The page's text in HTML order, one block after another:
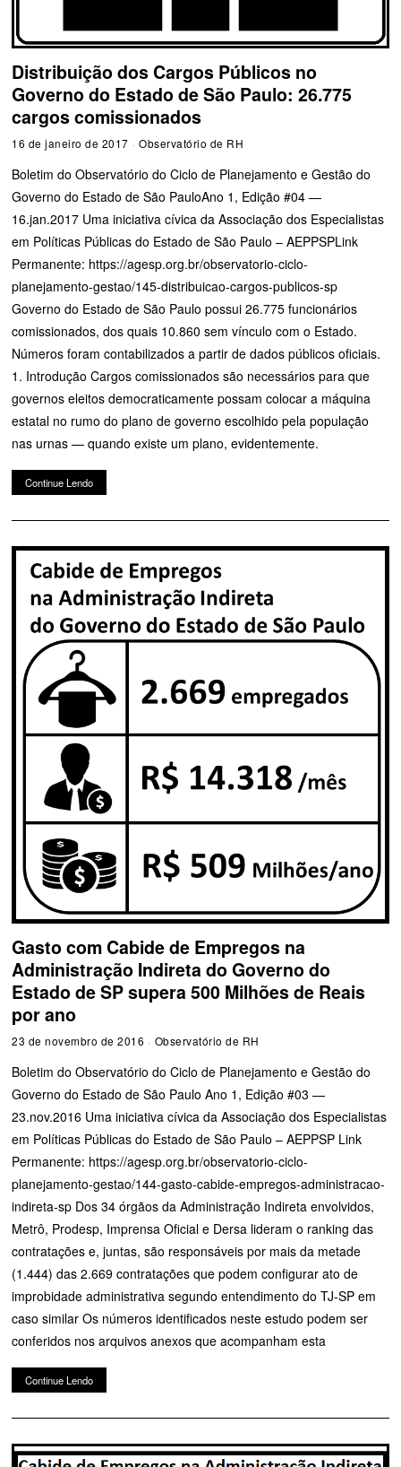
Distribuição dos Cargos Públicos no
Governo do Estado de São Paulo: 26.775
cargos comissionados
16 de janeiro de 2017 Observatório de RH
Boletim do Observatório do Ciclo de Planejamento e Gestão do
Governo do Estado de São PauloAno 1, Edição #04 —
16.jan.2017 Uma iniciativa cívica da Associação dos Especialistas
em Políticas Públicas do Estado de São Paulo – AEPPSPLink
Permanente: https://agesp.org.br/observatorio-ciclo-
planejamento-gestao/145-distribuicao-cargos-publicos-sp
Governo do Estado de São Paulo possui 26.775 funcionários
comissionados, dos quais 10.860 sem vínculo com o Estado.
Números foram contabilizados a partir de dados públicos oficiais.
1. Introdução Cargos comissionados são necessários para que
governos eleitos democraticamente possam colocar a máquina
estatal no rumo do plano de governo escolhido pela população
nas urnas — quando existe um plano, evidentemente.
Continue Lendo
Gasto com Cabide de Empregos na
Administração Indireta do Governo do
Estado de SP supera 500 Milhões de Reais
por ano
23 de novembro de 2016 Observatório de RH
Boletim do Observatório do Ciclo de Planejamento e Gestão do
Governo do Estado de São Paulo Ano 1, Edição #03 —
23.nov.2016 Uma iniciativa cívica da Associação dos Especialistas
em Políticas Públicas do Estado de São Paulo – AEPPSP Link
Permanente: https://agesp.org.br/observatorio-ciclo-
planejamento-gestao/144-gasto-cabide-empregos-administracao-
indireta-sp Dos 34 órgãos da Administração Indireta envolvidos,
Metrô, Prodesp, Imprensa Oficial e Dersa lideram o ranking das
contratações e, juntas, são responsáveis por mais da metade
(1.444) das 2.669 contratações que podem configurar ato de
improbidade administrativa segundo entendimento do TJ-SP em
caso similar Os números identificados neste estudo podem ser
conferidos nos arquivos anexos que acompanham esta
Continue Lendo